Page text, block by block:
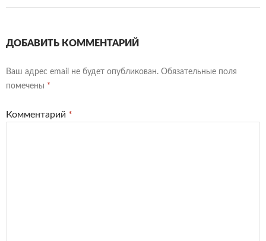
ДОБАВИТЬ КОММЕНТАРИЙ
Ваш адрес email не будет опубликован. Обязательные поля
помечены *
Комментарий *